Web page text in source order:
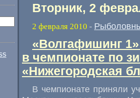
Вторник, 2
2 февраля 2010 -
«Волгафишинг
в чемпионате по
«Нижегородская
В чемпионате приняли